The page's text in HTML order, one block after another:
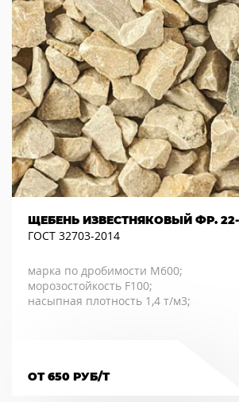
ЩЕБЕНЬ ИЗВЕСТНЯКОВЫЙ ФР. 22-
ГОСТ 32703-2014
марка по дробимости М600;
морозостойкость F100;
насыпная плотность 1,4 т/м3;
ОТ 650 РУБ/Т